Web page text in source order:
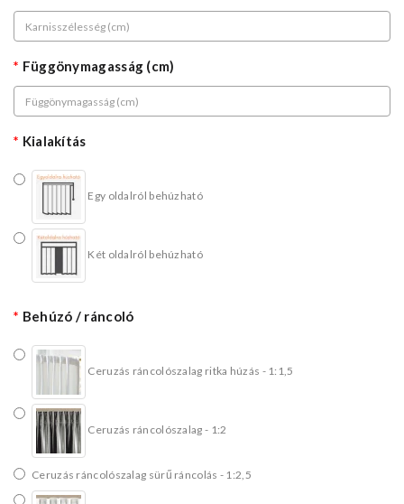
Függönymagasság (cm)
Kialakítás
Egy oldalról behúzható
Két oldalról behúzható
Behúzó / ráncoló
Ceruzás ráncolószalag ritka húzás - 1:1,5
Ceruzás ráncolószalag - 1:2
Ceruzás ráncolószalag sürű ráncolás - 1:2,5